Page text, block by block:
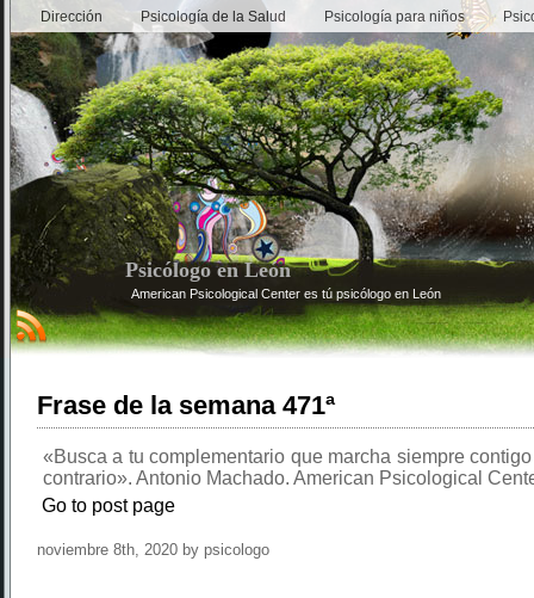
Dirección Psicología de la Salud Psicología para niños
Psicólogo en León
American Psicological Center es tú psicólogo en León
Frase de la semana 471ª
«Busca a tu complementario que marcha siempre
contrario». Antonio Machado. American Psicological
Go to post page
noviembre 8th, 2020 by psicologo